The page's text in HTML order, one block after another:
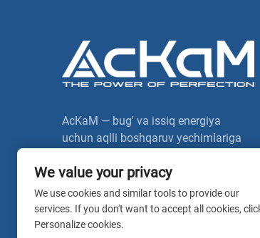
AcKaM — bug' va issiq energiya
uchun aqlli boshqaruv yechimlariga
korxona. Bug' va issiq energiya uchun
aqlli xizmatlar, aqlli uskunalar hamda
yangi izolyatsiya materiallariga
tayanagan holda, u
We value your privacy
We use cookies and similar tools to provide our
services. If you don't want to accept all cookies,
Personalize cookies.